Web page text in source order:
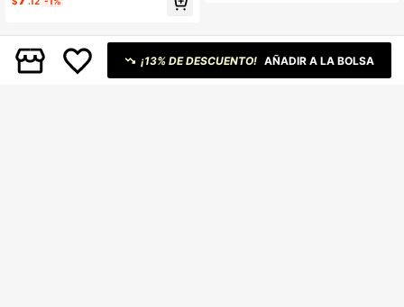
sión de letras y cuello redondo para
alista
¡13% DE DESCUENTO! AÑADIR A LA BOLSA